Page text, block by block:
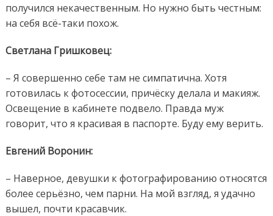
получился некачественным. Но нужно быть честным:
на себя всё-таки похож.
Светлана Гришковец:
– Я совершенно себе там не симпатична. Хотя
готовилась к фотосессии, причёску делала и макияж.
Освещение в кабинете подвело. Правда муж
говорит, что я красивая в паспорте. Буду ему верить.
Евгений Воронин:
– Наверное, девушки к фотографированию относятся
более серьёзно, чем парни. На мой взгляд, я удачно
вышел, почти красавчик.